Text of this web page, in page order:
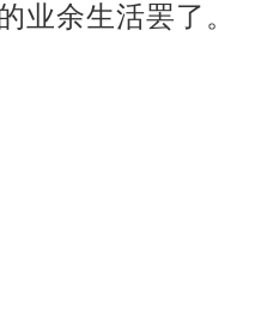
业余生活罢了。